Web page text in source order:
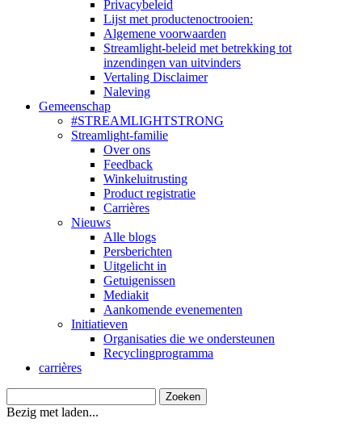
Privacybeleid
Lijst met productenoctrooien:
Algemene voorwaarden
Streamlight-beleid met betrekking tot
inzendingen van uitvinders
Vertaling Disclaimer
Naleving
Gemeenschap
#STREAMLIGHTSTRONG
Streamlight-familie
Over ons
Feedback
Winkeluitrusting
Product registratie
Carrières
Nieuws
Alle blogs
Persberichten
Uitgelicht in
Getuigenissen
Mediakit
Aankomende evenementen
Initiatieven
Organisaties die we ondersteunen
Recyclingprogramma
carrières
Bezig met laden...